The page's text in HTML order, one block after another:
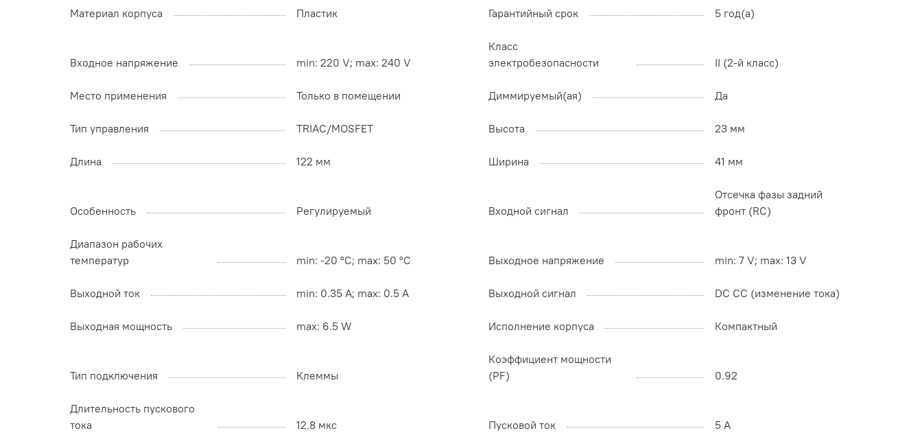
Материал корпуса Пластик Гарантийный срок 5 год(а)
Входное напряжение min: 220 V; max: 240 V
Класс
электробезопасности
II (2-й класс)
Место применения Только в помещении Диммируемый(ая) Да
Тип управления TRIAC/MOSFET Высота 23 мм
Длина 122 мм Ширина 41 мм
Особенность Регулируемый Входной сигнал
Отсечка фазы задний
фронт (RC)
Диапазон рабочих
температур
min: -20 °C; max: 50 °C Выходное напряжение min: 7 V; max: 13 V
Выходной ток min: 0.35 A; max: 0.5 A Выходной сигнал DC CC (изменение тока)
Выходная мощность max: 6.5 W Исполнение корпуса Компактный
Тип подключения Клеммы
Коэффициент мощности
(PF)
0.92
Длительность пускового
тока
12.8 мкс Пусковой ток 5 A